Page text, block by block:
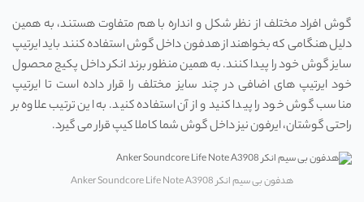
گوش افراد مختلف از نظر شکل و انداره با هم متفاوت هستند، به همین
دلیل هنگامی که بخواهند از هدفون داخل گوش استفاده کنند باید ایرتیپ
سایز گوش خود را پیدا کنند. به همین منظور برند انکر داخل پکیج محصول
خود ایرتیپ های اضافی در چند سایز مختلف را قرار داده است تا ایرتیپ
مناسب گوش خود را پیدا کنید و از آن استفاده کنید. به این ترتیب علاوه بر
راحتی گوشتان، ایرفون نیز داخل گوش شما کاملا کیپ قرار می گیرد.
هدفون بی سیم انکر Anker Soundcore Life Note A3908